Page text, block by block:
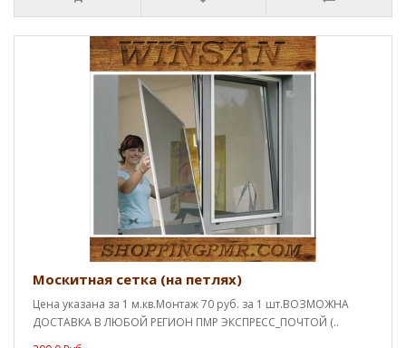
Москитная сетка (на петлях)
Цена указана за 1 м.кв.Монтаж 70 руб. за 1 шт.ВОЗМОЖНА
ДОСТАВКА В ЛЮБОЙ РЕГИОН ПМР ЭКСПРЕСС_ПОЧТОЙ (..